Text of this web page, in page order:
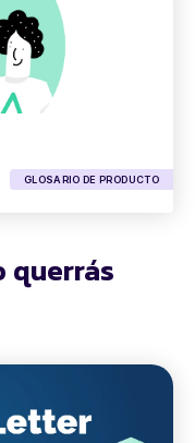
GLOSARIO DE PRODUCTO
querrás